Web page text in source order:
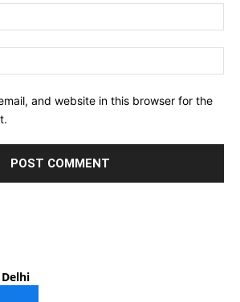
and website in this browser for the
Delhi